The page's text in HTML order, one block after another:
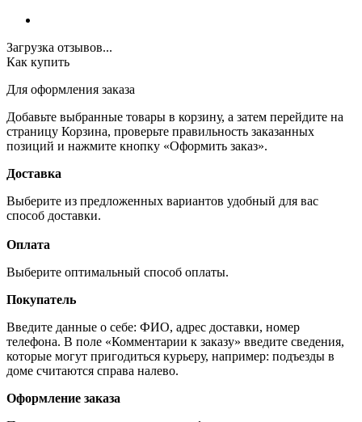
Загрузка отзывов...
Как купить
Для оформления заказа
Добавьте выбранные товары в корзину, а затем перейдите на
страницу Корзина, проверьте правильность заказанных
позиций и нажмите кнопку «Оформить заказ».
Доставка
Выберите из предложенных вариантов удобный для вас
способ доставки.
Оплата
Выберите оптимальный способ оплаты.
Покупатель
Введите данные о себе: ФИО, адрес доставки, номер
телефона. В поле «Комментарии к заказу» введите сведения,
которые могут пригодиться курьеру, например: подъезды в
доме считаются справа налево.
Оформление заказа